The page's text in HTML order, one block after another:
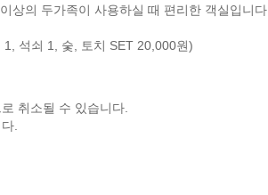
상의 두가족이 사용하실 때 편리한 객실입니다.
석쇠 1, 숯, 토치 SET 20,000원)
취소될 수 있습니다.
.